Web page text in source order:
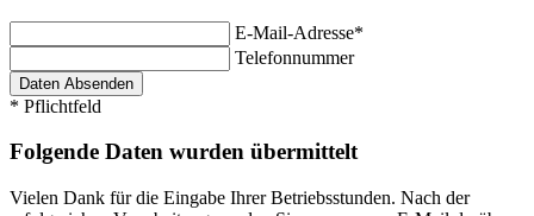
E-Mail-Adresse*
Telefonnummer
* Pflichtfeld
Folgende Daten wurden übermittelt
Vielen Dank für die Eingabe Ihrer Betriebsstunden. Nach der